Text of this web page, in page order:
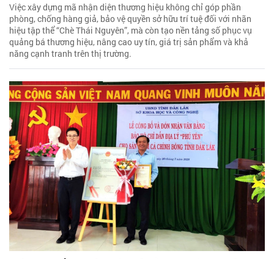
Việc xây dựng mã nhận diện thương hiệu không chỉ góp phần
phòng, chống hàng giả, bảo vệ quyền sở hữu trí tuệ đối với nhãn
hiệu tập thể “Chè Thái Nguyên”, mà còn tạo nền tảng số phục vụ
quảng bá thương hiệu, nâng cao uy tín, giá trị sản phẩm và khả
năng cạnh tranh trên thị trường.